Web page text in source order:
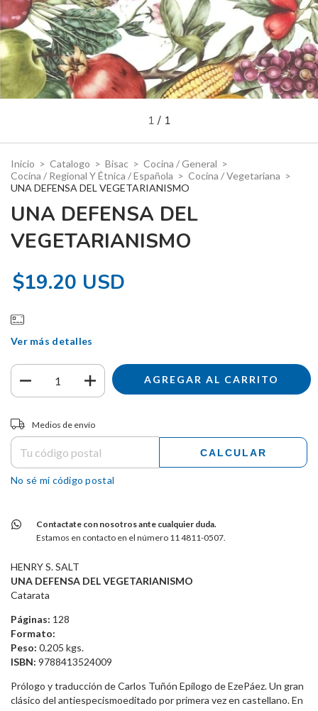
1 / 1
Inicio > Catalogo > Bisac > Cocina / General >
Cocina / Regional Y Étnica / Española > Cocina / Vegetariana >
UNA DEFENSA DEL VEGETARIANISMO
UNA DEFENSA DEL
VEGETARIANISMO
$19.20 USD
Ver más detalles
Entregas para el CP:
Medios de envío
CALCULAR
No sé mi código postal
Contactate con nosotros ante cualquier duda.
Estamos en contacto en el número 11 4811-0507.
HENRY S. SALT
UNA DEFENSA DEL VEGETARIANISMO
Catarata
Páginas: 128
Formato:
Peso: 0.205 kgs.
ISBN: 9788413524009
Prólogo y traducción de Carlos Tuñón Epílogo de EzePáez. Un gran
clásico del antiespecismoeditado por primera vez en castellano. En